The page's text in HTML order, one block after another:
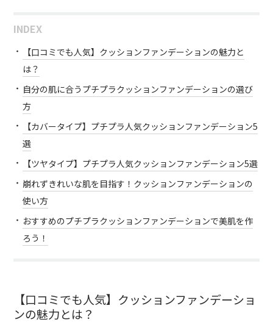
INDEX
【口コミでも人気】クッションファンデーションの魅力と
は？
自分の肌に合うプチプラクッションファンデーションの選び
方
【カバータイプ】プチプラ人気クッションファンデーション5
選
【ツヤタイプ】プチプラ人気クッションファンデーション5選
崩れずきれいな肌を目指す！クッションファンデーションの
使い方
おすすめのプチプラクッションファンデーションで美肌を作
ろう！
【口コミでも人気】クッションファンデーショ
ンの魅力とは？